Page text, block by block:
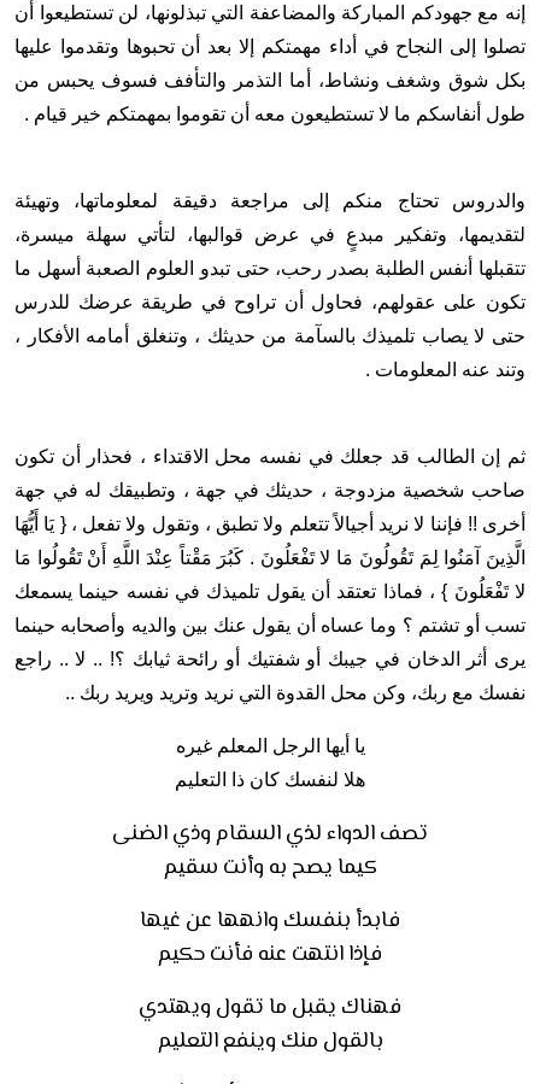
إنه مع جهودكم المباركة والمضاعفة التي تبذلونها، لن تستطيعوا أن
تصلوا إلى النجاح في أداء مهمتكم إلا بعد أن تحبوها وتقدموا عليها
بكل شوق وشغف ونشاط، أما التذمر والتأفف فسوف يحبس من
طول أنفاسكم ما لا تستطيعون معه أن تقوموا بمهمتكم خير قيام .
والدروس تحتاج منكم إلى مراجعة دقيقة لمعلوماتها، وتهيئة
لتقديمها، وتفكير مبدعٍ في عرض قوالبها، لتأتي سهلة ميسرة،
تتقبلها أنفس الطلبة بصدر رحب، حتى تبدو العلوم الصعبة أسهل ما
تكون على عقولهم، فحاول أن تراوح في طريقة عرضك للدرس
حتى لا يصاب تلميذك بالسآمة من حديثك ، وتنغلق أمامه الأفكار ،
وتند عنه المعلومات .
ثم إن الطالب قد جعلك في نفسه محل الاقتداء ، فحذار أن تكون
صاحب شخصية مزدوجة ، حديثك في جهة ، وتطبيقك له في جهة
أخرى !! فإننا لا نريد أجيالاً تتعلم ولا تطبق ، وتقول ولا تفعل ، {يَا أَيُّهَا
الَّذِينَ آمَنُوا لِمَ تَقُولُونَ مَا لا تَفْعَلُونَ . كَبُرَ مَقْتاً عِنْدَ اللَّهِ أَنْ تَقُولُوا مَا
لا تَفْعَلُونَ } ، فماذا تعتقد أن يقول تلميذك في نفسه حينما يسمعك
تسب أو تشتم ؟ وما عساه أن يقول عنك بين والديه وأصحابه حينما
يرى أثر الدخان في جيبك أو شفتيك أو رائحة ثيابك ؟! .. لا .. راجع
نفسك مع ربك، وكن محل القدوة التي نريد وتريد ويريد ربك ..
يا أيها الرجل المعلم غيره
هلا لنفسك كان ذا التعليم
تصف الدواء لذي السقام وذي الضنى
كيما يصح به وأنت سقيم
فابدأ بنفسك وانهها عن غيها
فإذا انتهت عنه فأنت حكيم
فهناك يقبل ما تقول ويهتدي
بالقول منك وينفع التعليم